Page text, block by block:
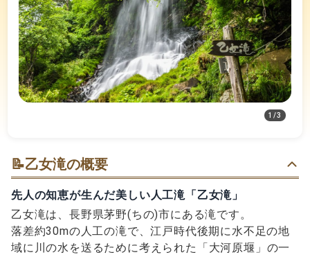
1/3
📝乙女滝の概要
先人の知恵が生んだ美しい人工滝「乙女滝」
乙女滝は、長野県茅野(ちの)市にある滝です。
落差約30mの人工の滝で、江戸時代後期に水不足の地
域に川の水を送るために考えられた「大河原堰」の一